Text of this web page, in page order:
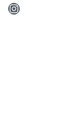
Instagram